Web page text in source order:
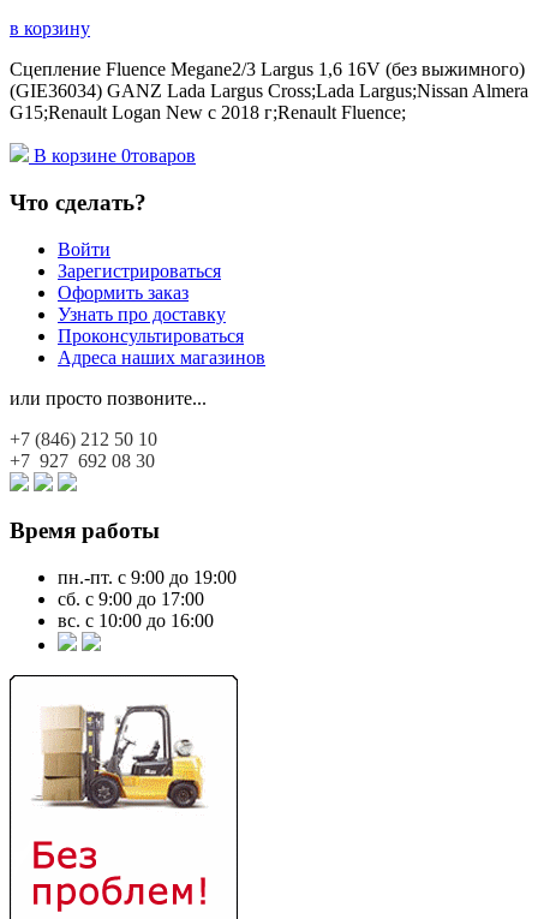
в корзину
Сцепление Fluence Megane2/3 Largus 1,6 16V (без выжимного)
(GIE36034) GANZ Lada Largus Cross;Lada Largus;Nissan Almera
G15;Renault Logan New с 2018 г;Renault Fluence;
В корзине 0товаров
Что сделать?
Войти
Зарегистрироваться
Оформить заказ
Узнать про доставку
Проконсультироваться
Адреса наших магазинов
или просто позвоните...
+7 (846) 212 50 10
+7 927 692 08 30
Время работы
пн.-пт. с 9:00 до 19:00
сб. с 9:00 до 17:00
вс. с 10:00 до 16:00